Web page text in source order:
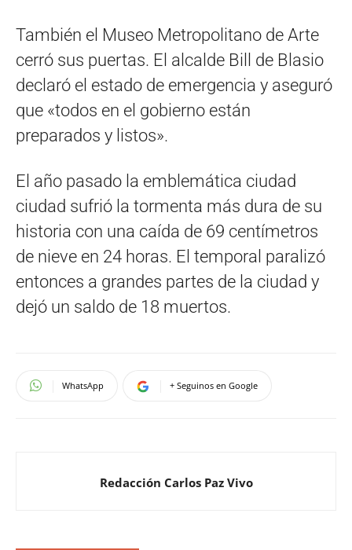
También el Museo Metropolitano de Arte
cerró sus puertas. El alcalde Bill de Blasio
declaró el estado de emergencia y aseguró
que «todos en el gobierno están
preparados y listos».
El año pasado la emblemática ciudad
ciudad sufrió la tormenta más dura de su
historia con una caída de 69 centímetros
de nieve en 24 horas. El temporal paralizó
entonces a grandes partes de la ciudad y
dejó un saldo de 18 muertos.
WhatsApp + Seguinos en Google
Redacción Carlos Paz Vivo